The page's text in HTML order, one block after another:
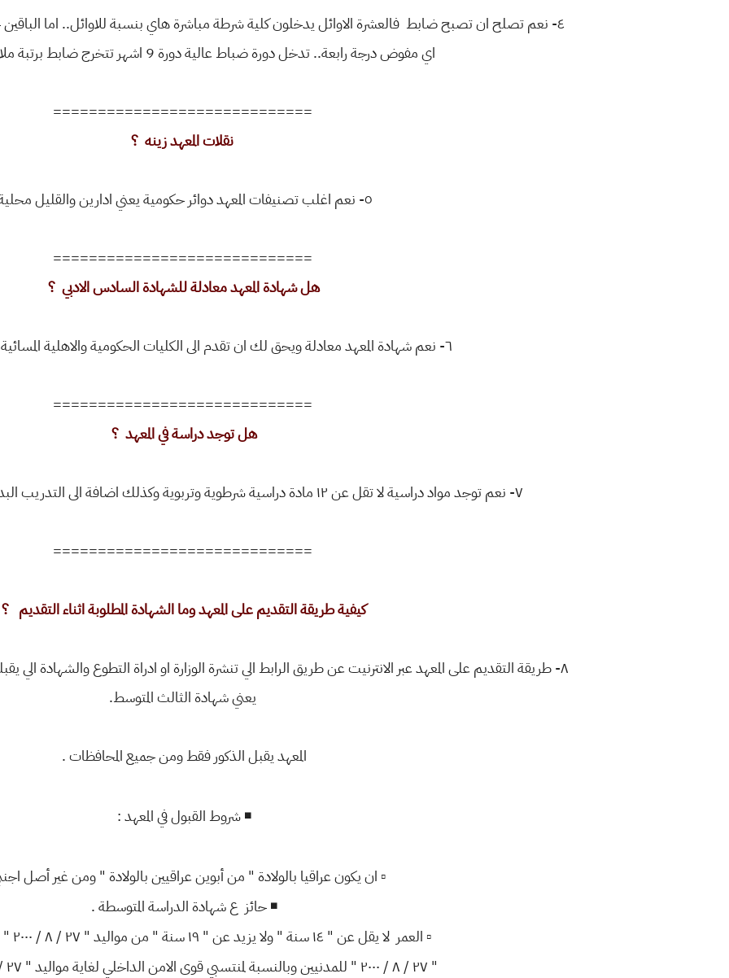
٤- نعم تصلح ان تصبح ضابط فالعشرة الاوائل يدخلون كلية شرطة مباشرة هاي بنسبة للاوائل.. اما
اي مفوض درجة رابعة.. تدخل دورة ضباط عالية دورة 9 اشهر تتخرج ضابط برتبة ملازم ... انتهت
=============================
نقلات المعهد زينه ؟
٥- نعم اغلب تصنيفات المعهد دوائر حكومية يعني ادارين والقليل محلية.
=============================
هل شهادة المعهد معادلة للشهادة السادس الادبي ؟
٦- نعم شهادة المعهد معادلة ويحق لك ان تقدم الى الكليات الحكومية والاهلية المسائية.. البكالوريوس..
=============================
هل توجد دراسة في المعهد ؟
٧- نعم توجد مواد دراسية لا تقل عن ١٢ مادة دراسية شرطوية وتربوية وكذلك اضافة الى التدريب البدني والعسكري ودورس المشاة.
=============================
كيفية طريقة التقديم على المعهد وما الشهادة المطلوبة اثناء التقديم ؟
٨- طريقة التقديم على المعهد عبر الانترنيت عن طريق الرابط الي تنشرة الوزارة او ادراة التطوع والشهادة الي
يعني شهادة الثالث المتوسط.
المعهد يقبل الذكور فقط ومن جميع المحافظات .
◾️ شروط القبول في المعهد :
▫️ ان يكون عراقيا بالولادة " من أبوين عراقيين بالولادة " ومن غير أصل
◾️ حائز ع شهادة الدراسة المتوسطة .
▫️ العمر لا يقل عن " ١٤ سنة " ولا يزيد عن " ١٩ سنة " من مواليد " ٢٧ / ٨ / ٢٠٠٠ " ولغاية العمر
" ٢٧ / ٨ / ٢٠٠٠ " للمدنيين وبالنسبة لمنتسبي قوى الامن الداخلي لغاية مواليد " ٢٧ / ٨ / ١٩٩٨ " .